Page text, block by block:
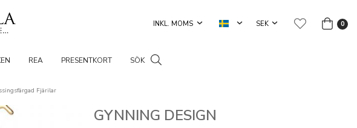
0
REA PRESENTKORT SÖK
Fjärilar
GYNNING DESIGN